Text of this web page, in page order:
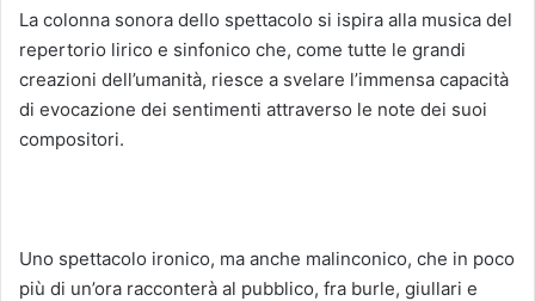
La colonna sonora dello spettacolo si ispira alla musica del
repertorio lirico e sinfonico che, come tutte le grandi
creazioni dell’umanità, riesce a svelare l’immensa capacità
di evocazione dei sentimenti attraverso le note dei suoi
compositori.
Uno spettacolo ironico, ma anche malinconico, che in poco
più di un’ora racconterà al pubblico, fra burle, giullari e